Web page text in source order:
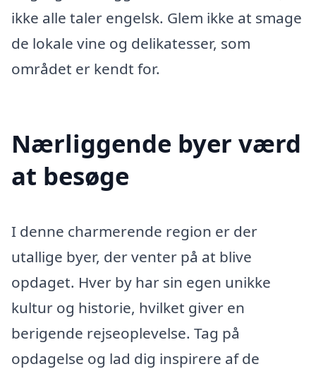
ikke alle taler engelsk. Glem ikke at smage
de lokale vine og delikatesser, som
området er kendt for.
Nærliggende byer værd
at besøge
I denne charmerende region er der
utallige byer, der venter på at blive
opdaget. Hver by har sin egen unikke
kultur og historie, hvilket giver en
berigende rejseoplevelse. Tag på
opdagelse og lad dig inspirere af de